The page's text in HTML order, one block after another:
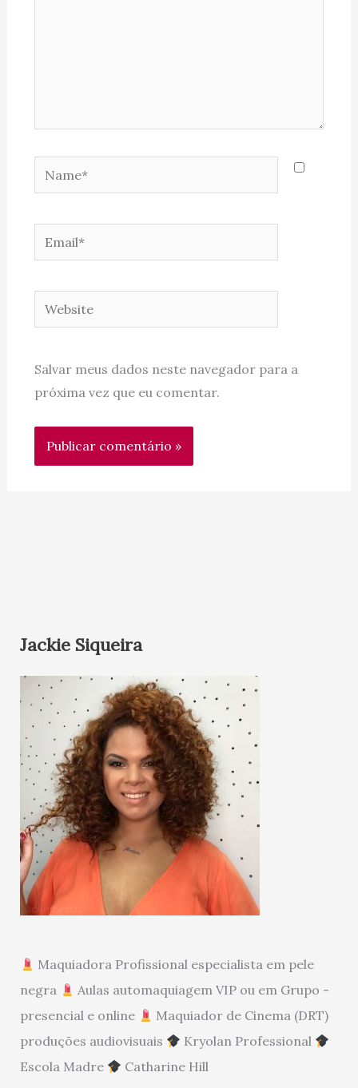
Name*
Email*
Website
Salvar meus dados neste navegador para a
próxima vez que eu comentar.
Jackie Siqueira
Maquiadora Profissional especialista em pele
negra
Aulas automaquiagem VIP ou em Grupo -
presencial e online
Maquiador de Cinema (DRT)
produções audiovisuais
Kryolan Professional
Escola Madre
Catharine Hill